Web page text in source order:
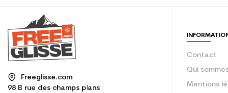
Freeglisse.com
98 B rue des champs plans
Contact
Qui
Mentions